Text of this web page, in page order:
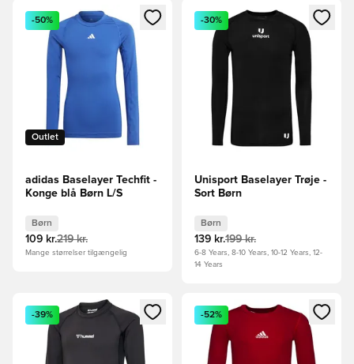
Åbner en Modal til at logge ind eller tilmelde dig som
Outlet
-50%
adidas Baselayer Techfit -
Konge blå Børn L/S
Børn
109 kr.219 kr.
Mange størrelser tilgængelig
Åbner en Modal til at logge
-30%
Unisport Baselayer Trøje -
Sort Børn
Børn
139 kr.199 kr.
6-8 Years, 8-10 Years, 10-12 Years, 12-
14 Years
Åbner en Modal til at logge ind eller tilmelde dig som
-39%
Åbner en Modal til at logge
-52%